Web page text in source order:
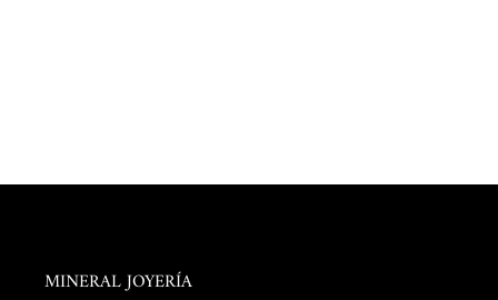
MINERAL JOYERÍA